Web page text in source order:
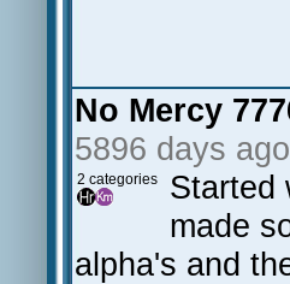
No Mercy
5896 days ago
2 categories
Started
made
alpha's and